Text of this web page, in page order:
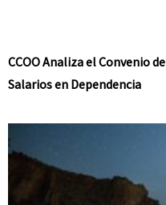
CCOO Analiza el Convenio
Salarios en Dependencia